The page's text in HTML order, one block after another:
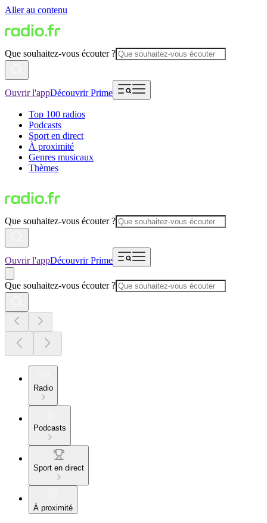
Aller au contenu
Que souhaitez-vous écouter ?
Ouvrir l'appDécouvrir Prime
Top 100 radios
Podcasts
Sport en direct
À proximité
Genres musicaux
Thèmes
Que souhaitez-vous écouter ?
Ouvrir l'appDécouvrir Prime
Que souhaitez-vous écouter ?
Radio
Podcasts
Sport en direct
À proximité